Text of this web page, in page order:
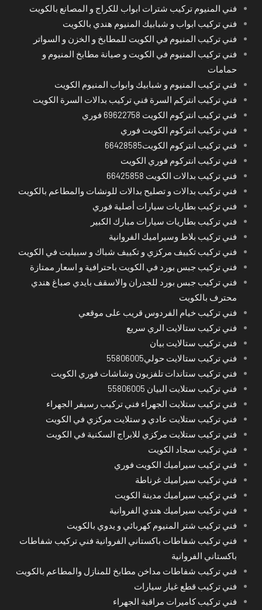
فني المنيوم تركيب شترات ابواب للكراج و المصانع بالكويت
فني تركيب ابواب و شبابيك المنيوم هندي بالكويت
فني تركيب المنيوم في الكويت للمطابخ و الخزن و السواتر
فني تركيب المنيوم في الكويت و صيانة مطابخ المنيوم و
حمامات
فني تركيب المنيوم و شبابيك وابواب المنيوم الكويت
فني تركيب انتركم السرة فني تركيب بدالات السرة الكويت
فني تركيب انتركوم الكويت 69622758 فوري
فني تركيب انتركوم الكويت فوري
فني تركيب انتركوم الكويت66428585
فني تركيب انتركوم فوري الكويت
فني تركيب بدالات الكويت 66425858
فني تركيب بدالات و تصليح بدالات للونشات والمطاعم بالكويت
فني تركيب بطاريات سيارات أصلية فوري
فني تركيب بطاريات سيارات مبارك الكبير
فني تركيب بلاط وسيراميك الفروانية
فني تركيب تكييف مركزي و تكييف شباك و سبيليت في الكويت
فني تركيب جبس بورد في الكويت باحترافية و اسعار ممتازة
فني تركيب جبس بورد للجدران والاسقف بايدي صباغ هندي
محترف بالكويت
فني تركيب خيام الفردوس قريب على موقعي
فني تركيب ستالايت الري سريع
فني تركيب ستالايت بيان
فني تركيب ستالايت حولي55806005
فني تركيب ستاندات تلفزيون وشاشات فوري الكويت
فني تركيب ستلايت البيان 55806005
فني تركيب ستلايت الجهراء فني تركيب رسيفر الجهراء
فني تركيب ستلايت عادي و ستلايت مركزي في الكويت
فني تركيب ستلايت مركزي للابراج السكنية في الكويت
فني تركيب سجاد الكويت
فني تركيب سيراميك الكويت فوري
فني تركيب سيراميك غرناطة
فني تركيب سيراميك مدينة الكويت
فني تركيب سيراميك هندي الفروانية
فني تركيب شتر المنيوم كهربائي و يدوي بالكويت
فني تركيب شفاطات باكستاني الفروانية فني تركيب شفاطات
باكستاني الفروانية
فني تركيب شفاطات مداخن مطابخ للمنازل والمطاعم بالكويت
فني تركيب قطع غيار سيارات
فني تركيب كاميرات مراقبة الجهراء